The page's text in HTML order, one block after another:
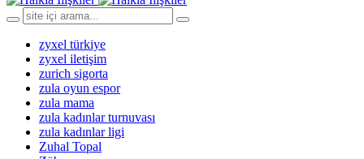
zyxel türkiye
zyxel iletişim
zurich sigorta
zula oyun espor
zula mama
zula kadınlar turnuvası
zula kadınlar ligi
Zuhal Topal